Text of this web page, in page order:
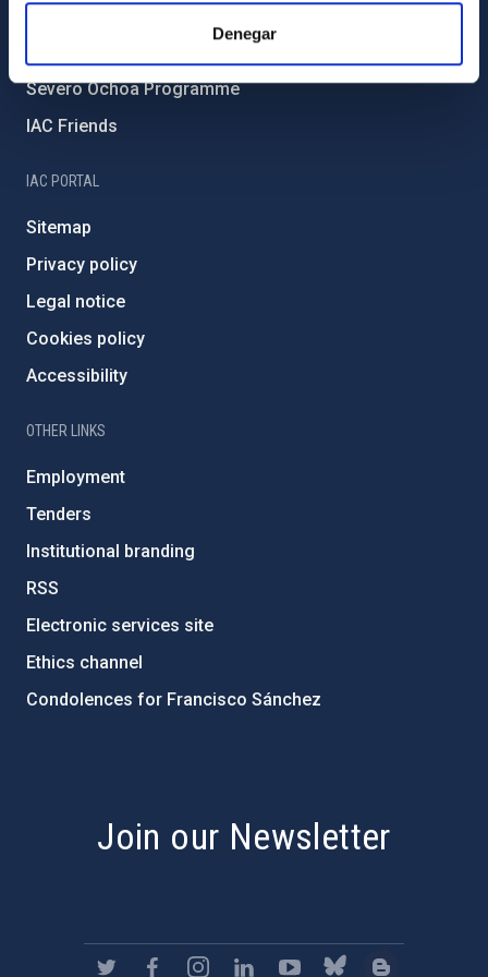
Denegar
Severo Ochoa Programme
IAC Friends
IAC PORTAL
Sitemap
Privacy policy
Legal notice
Cookies policy
Accessibility
OTHER LINKS
Employment
Tenders
Institutional branding
RSS
Electronic services site
Ethics channel
Condolences for Francisco Sánchez
Join our Newsletter